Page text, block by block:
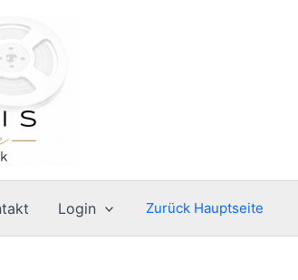
Login Zurück Hauptseite